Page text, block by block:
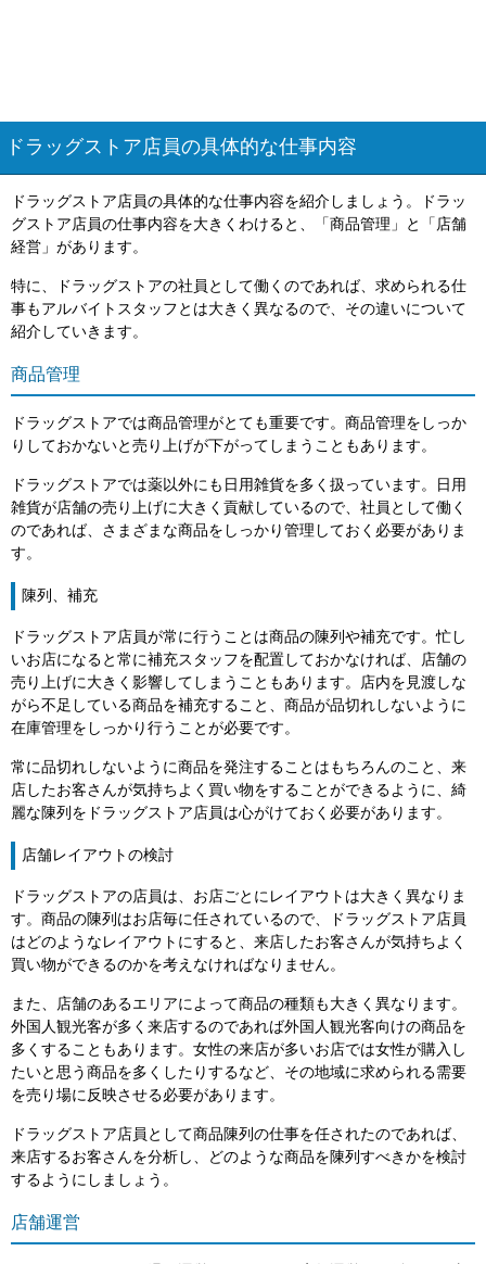
ドラッグストア店員の具体的な仕事内容
ドラッグストア店員の具体的な仕事内容を紹介しましょう。ドラッ
グストア店員の仕事内容を大きくわけると、「商品管理」と「店舗
経営」があります。
特に、ドラッグストアの社員として働くのであれば、求められる仕
事もアルバイトスタッフとは大きく異なるので、その違いについて
紹介していきます。
商品管理
ドラッグストアでは商品管理がとても重要です。商品管理をしっか
りしておかないと売り上げが下がってしまうこともあります。
ドラッグストアでは薬以外にも日用雑貨を多く扱っています。日用
雑貨が店舗の売り上げに大きく貢献しているので、社員として働く
のであれば、さまざまな商品をしっかり管理しておく必要がありま
す。
陳列、補充
ドラッグストア店員が常に行うことは商品の陳列や補充です。忙し
いお店になると常に補充スタッフを配置しておかなければ、店舗の
売り上げに大きく影響してしまうこともあります。店内を見渡しな
がら不足している商品を補充すること、商品が品切れしないように
在庫管理をしっかり行うことが必要です。
常に品切れしないように商品を発注することはもちろんのこと、来
店したお客さんが気持ちよく買い物をすることができるように、綺
麗な陳列をドラッグストア店員は心がけておく必要があります。
店舗レイアウトの検討
ドラッグストアの店員は、お店ごとにレイアウトは大きく異なりま
す。商品の陳列はお店毎に任されているので、ドラッグストア店員
はどのようなレイアウトにすると、来店したお客さんが気持ちよく
買い物ができるのかを考えなければなりません。
また、店舗のあるエリアによって商品の種類も大きく異なります。
外国人観光客が多く来店するのであれば外国人観光客向けの商品を
多くすることもあります。女性の来店が多いお店では女性が購入し
たいと思う商品を多くしたりするなど、その地域に求められる需要
を売り場に反映させる必要があります。
ドラッグストア店員として商品陳列の仕事を任されたのであれば、
来店するお客さんを分析し、どのような商品を陳列すべきかを検討
するようにしましょう。
店舗運営